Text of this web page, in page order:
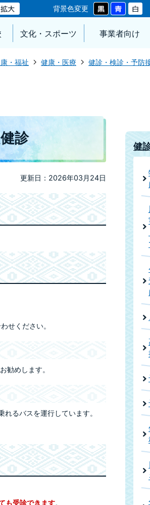
背景色変更
文化・スポーツ 事業者向け
・福祉 健康・医療
健診・検診・予防
診
更新日：2026年03月24日
せください。
勧めします。
れるバスを運行しています。
も受診できます。
健